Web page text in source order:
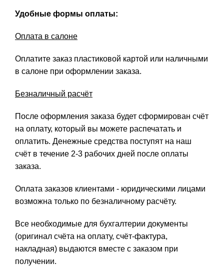
Удобные формы оплаты:
Оплата в салоне
Оплатите заказ пластиковой картой или наличными
в салоне при оформлении заказа.
Безналичный расчёт
После оформления заказа будет сформирован счёт
на оплату, который вы можете распечатать и
оплатить. Денежные средства поступят на наш
счёт в течение 2-3 рабочих дней после оплаты
заказа.
Оплата заказов клиентами - юридическими лицами
возможна только по безналичному расчёту.
Все необходимые для бухгалтерии документы
(оригинал счёта на оплату, счёт-фактура,
накладная) выдаются вместе с заказом при
получении.